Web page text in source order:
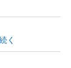
く